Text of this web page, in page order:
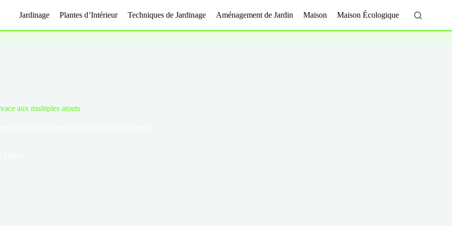
Jardinage Plantes d’Intérieur Techniques de Jardinage Aménagement de Jardin Maison Maison Écologique
aux multiples atouts